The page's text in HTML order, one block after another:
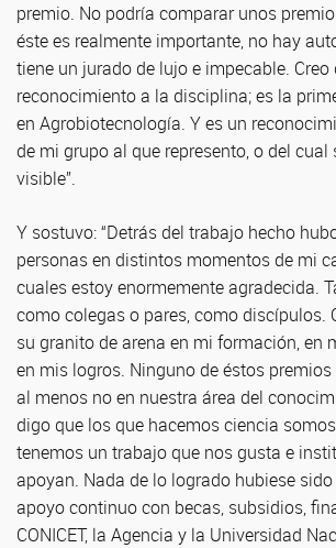
premio. No podría comparar unos
éste es realmente importante, no hay
tiene un jurado de lujo e impecable. Creo
reconocimiento a la disciplina; es la
en Agrobiotecnología. Y es un
de mi grupo al que represento, o del cual
visible”.
Y sostuvo: “Detrás del trabajo hecho
personas en distintos momentos de mi
cuales estoy enormemente agradecida.
como colegas o pares, como discípulos.
su granito de arena en mi formación, en
en mis logros. Ninguno de éstos
al menos no en nuestra área del
digo que los que hacemos ciencia
tenemos un trabajo que nos gusta e
apoyan. Nada de lo logrado hubiese
apoyo continuo con becas, subsidios,
CONICET, la Agencia y la Universidad